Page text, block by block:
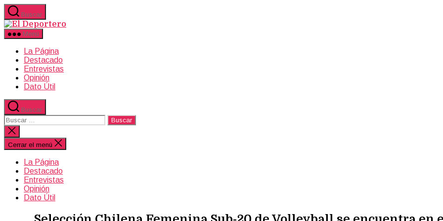
Saltar
al
contenido
Buscar
El
Menú
La Página
Destacado
Entrevistas
Opinión
Dato Útil
Buscar
Buscar:
Cerrar
la
búsqueda
Cerrar el menú
La Página
Destacado
Entrevistas
Opinión
Dato Útil